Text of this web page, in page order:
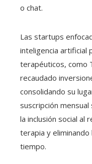
o chat.
Las startups
inteligencia artificial
terapéuticos, como
recaudado
consolidando su
suscripción
la inclusión social al
terapia y
tiempo.